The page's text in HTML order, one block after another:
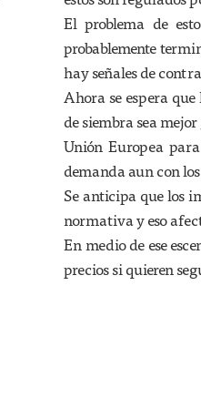
El problema de
probablemente
hay señales de
Ahora se espera
de siembra sea
Unión Europea
demanda aun con
Se anticipa que los
normativa y eso
En medio de ese
precios si quieren